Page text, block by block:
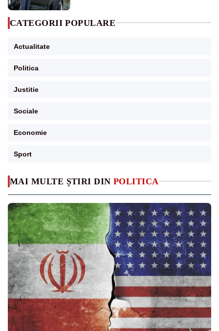
MAI MULTE ȘTIRI DIN POLITICA
CATEGORII POPULARE
Actualitate
Politica
Justitie
Sociale
Economie
Sport